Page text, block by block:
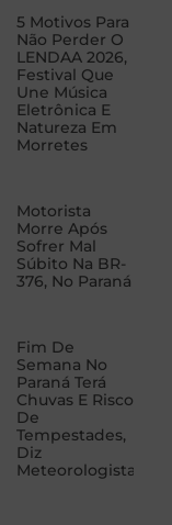
5 Motivos Para
Não Perder O
LENDAA 2026,
Festival Que
Une Música
Eletrônica E
Natureza Em
Morretes
Motorista
Morre Após
Sofrer Mal
Súbito Na BR-
376, No Paraná
Fim De
Semana No
Paraná Terá
Chuvas E Risco
De
Tempestades,
Diz
Meteorologista